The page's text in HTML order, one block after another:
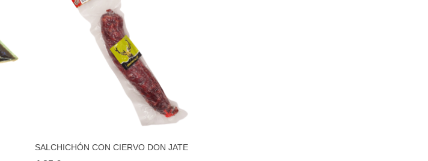
AÑADIR PARA COMPARAR
SALCHICHÓN CON CIERVO DON JATE